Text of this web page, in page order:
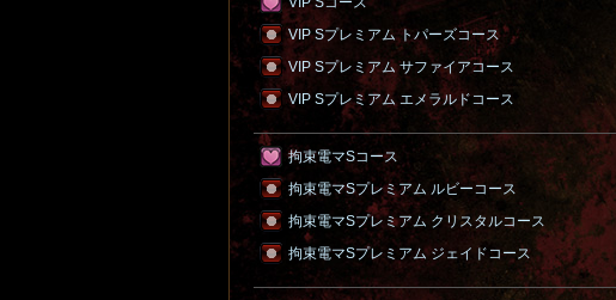
VIP Sプレミアム トパーズコース
VIP Sプレミアム サファイアコース
VIP Sプレミアム エメラルドコース
拘束電マSコース
拘束電マSプレミアム ルビーコース
拘束電マSプレミアム クリスタルコース
拘束電マSプレミアム ジェイドコース